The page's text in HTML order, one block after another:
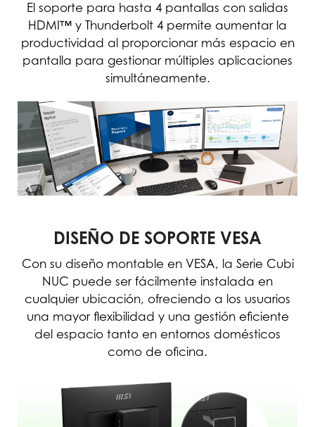
El soporte para hasta 4 pantallas con salidas
HDMI™ y Thunderbolt 4 permite aumentar la
productividad al proporcionar más espacio en
pantalla para gestionar múltiples aplicaciones
simultáneamente.
DISEÑO DE SOPORTE VESA
Con su diseño montable en VESA, la Serie Cubi
NUC puede ser fácilmente instalada en
cualquier ubicación, ofreciendo a los usuarios
una mayor flexibilidad y una gestión eficiente
del espacio tanto en entornos domésticos
como de oficina.